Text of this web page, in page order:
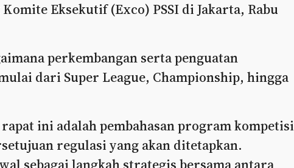
Eksekutif (Exco) PSSI di Jakarta, Rabu
perkembangan serta penguatan
dari Super League, Championship, hingga
ini adalah pembahasan program kompetisi
regulasi yang akan ditetapkan.